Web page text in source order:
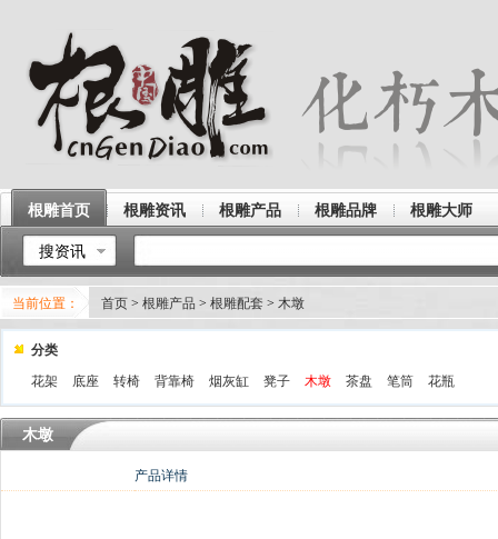
根雕首页 根雕资讯 根雕产品 根雕品牌 根雕大师
搜资讯
当前位置： 首页 > 根雕产品 > 根雕配套 > 木墩
分类
花架
底座 转椅 背靠椅 烟灰缸 凳子 木墩 茶盘 笔筒 花瓶
木墩
产品详情